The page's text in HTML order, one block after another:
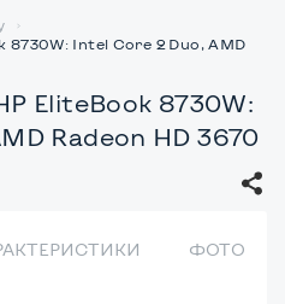
8730W: Intel Core 2 Duo, AMD
EliteBook 8730W:
Radeon HD 3670
ФОТО